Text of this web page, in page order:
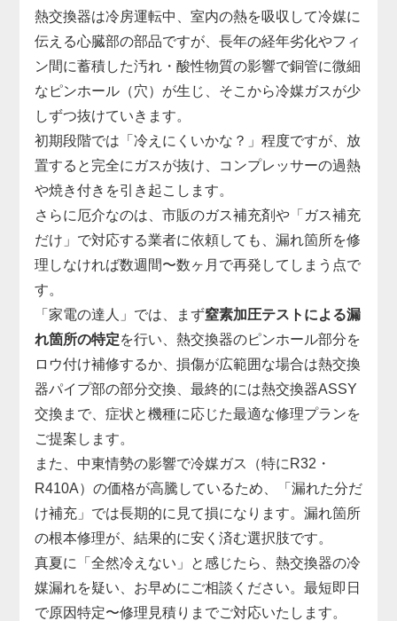
熱交換器は冷房運転中、室内の熱を吸収して冷媒に
伝える心臓部の部品ですが、長年の経年劣化やフィ
ン間に蓄積した汚れ・酸性物質の影響で銅管に微細
なピンホール（穴）が生じ、そこから冷媒ガスが少
しずつ抜けていきます。
初期段階では「冷えにくいかな？」程度ですが、放
置すると完全にガスが抜け、コンプレッサーの過熱
や焼き付きを引き起こします。
さらに厄介なのは、市販のガス補充剤や「ガス補充
だけ」で対応する業者に依頼しても、漏れ箇所を修
理しなければ数週間〜数ヶ月で再発してしまう点で
す。
「家電の達人」では、まず窒素加圧テストによる漏
れ箇所の特定を行い、熱交換器のピンホール部分を
ロウ付け補修するか、損傷が広範囲な場合は熱交換
器パイプ部の部分交換、最終的には熱交換器ASSY
交換まで、症状と機種に応じた最適な修理プランを
ご提案します。
また、中東情勢の影響で冷媒ガス（特にR32・
R410A）の価格が高騰しているため、「漏れた分だ
け補充」では長期的に見て損になります。漏れ箇所
の根本修理が、結果的に安く済む選択肢です。
真夏に「全然冷えない」と感じたら、熱交換器の冷
媒漏れを疑い、お早めにご相談ください。最短即日
で原因特定〜修理見積りまでご対応いたします。